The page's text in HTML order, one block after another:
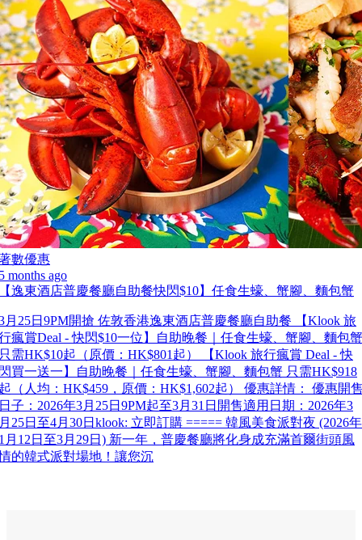
數優惠
months ago
逸東酒店普慶餐廳自助餐快閃$10】任食生蠔、蟹腳、麵包蟹
月25日9PM開搶 佐敦香港逸東酒店普慶餐廳自助餐 【Klook 旅
瘋賞Deal - 快閃$10一位】自助晚餐｜任食生蠔、蟹腳、麵包蟹
需HK$10起（原價：HK$801起） 【Klook 旅行瘋賞 Deal - 快
買一送一】自助晚餐｜任食生蠔、蟹腳、麵包蟹 只需HK$918
（人均：HK$459，原價：HK$1,602起） 優惠詳情： 優惠開
子：2026年3月25日9PM起至3月31日開售適用日期：2026年3
25日至4月30日klook: 立即訂購 ===== 韓風美食派對夜 (2026年
月12日至3月29日) 新一年，普慶餐廳將化身成充滿首爾街頭風
的韓式派對場地！讓您沉